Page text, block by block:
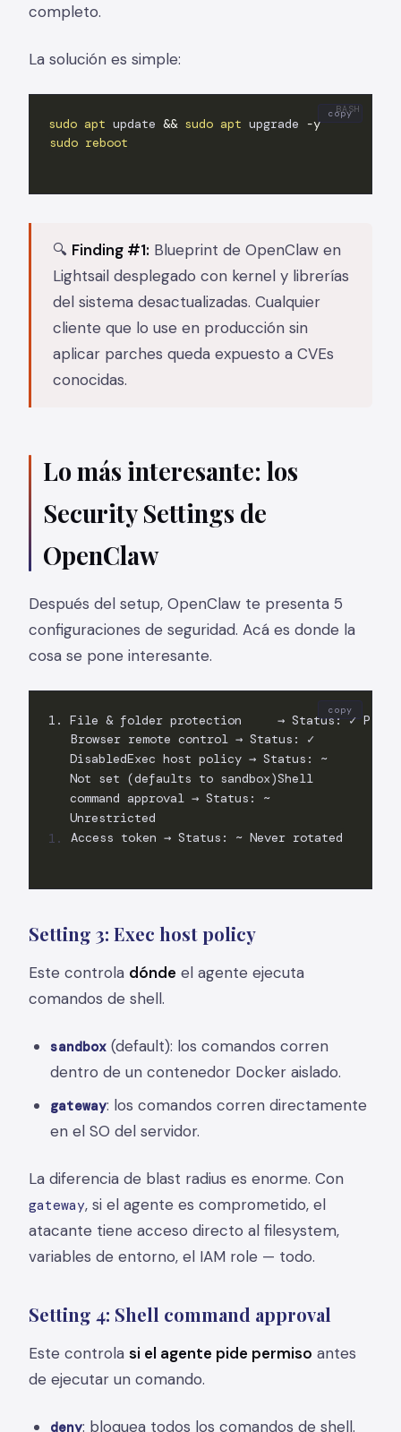
completo.
La solución es simple:
sudo apt update && sudo apt upgrade
-y
sudo reboot
copy
🔍 Finding #1: Blueprint de OpenClaw en
Lightsail desplegado con kernel y librerías
del sistema desactualizadas. Cualquier
cliente que lo use en producción sin
aplicar parches queda expuesto a CVEs
conocidas.
Lo más interesante: los
Security Settings de
OpenClaw
Después del setup, OpenClaw te presenta 5
configuraciones de seguridad. Acá es donde la
cosa se pone interesante.
Browser remote control → Status: ✓
DisabledExec host policy → Status: ~
Not set (defaults to sandbox)Shell
command approval → Status: ~
Unrestricted
Access token → Status: ~ Never rotated
copy
Setting 3: Exec host policy
Este controla dónde el agente ejecuta
comandos de shell.
sandbox (default): los comandos corren
dentro de un contenedor Docker aislado.
gateway: los comandos corren directamente
en el SO del servidor.
La diferencia de blast radius es enorme. Con
gateway, si el agente es comprometido, el
atacante tiene acceso directo al filesystem,
variables de entorno, el IAM role — todo.
Setting 4: Shell command approval
Este controla si el agente pide permiso antes
de ejecutar un comando.
deny: bloquea todos los comandos de shell.